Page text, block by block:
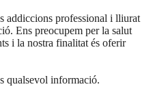
addiccions professional i lliurat
Ens preocupem per la salut
i la nostra finalitat és oferir
qualsevol informació.